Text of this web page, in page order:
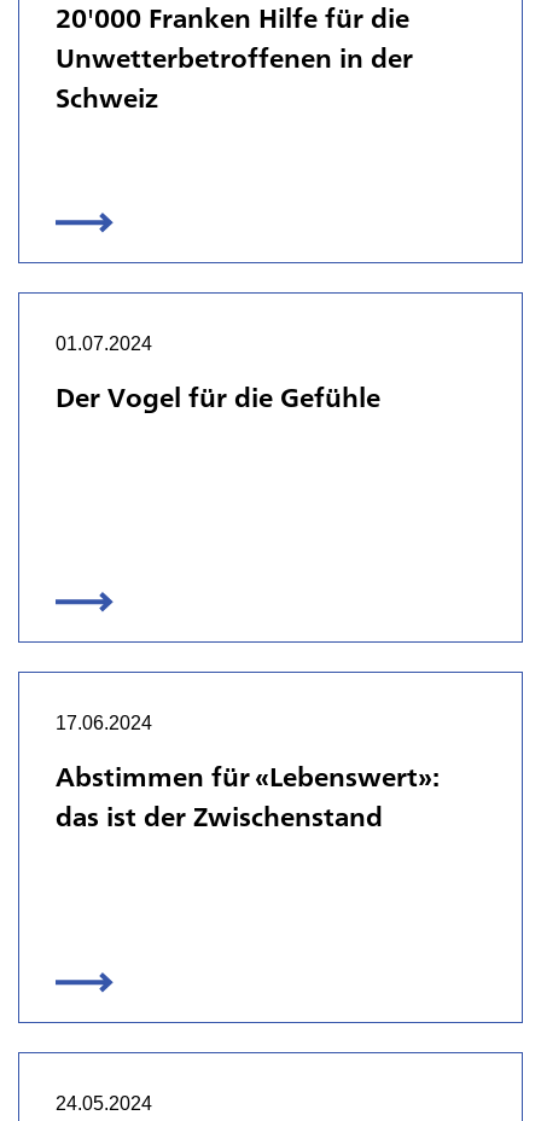
20'000 Franken Hilfe für die
Unwetterbetroffenen in der
Schweiz
01.07.2024
Der Vogel für die Gefühle
17.06.2024
Abstimmen für «Lebenswert»:
das ist der Zwischenstand
24.05.2024